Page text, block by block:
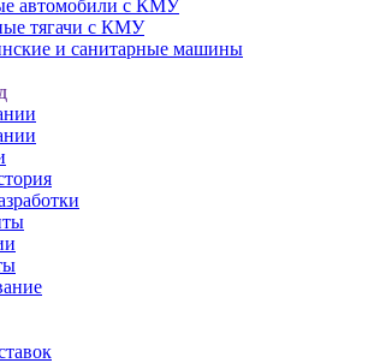
автомобили с КМУ
тягачи с КМУ
и санитарные машины